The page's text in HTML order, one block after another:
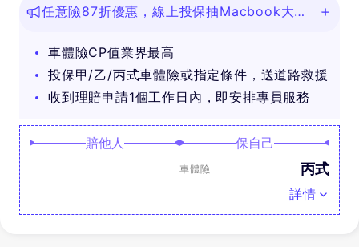
任意險87折優惠，線上投保抽Macbook大
車體險CP值業界最高
投保甲/乙/丙式車體險或指定條件，送道路救援
收到理賠申請1個工作日內，即安排專員服務
賠他人 保自己
車體險 丙式
詳情